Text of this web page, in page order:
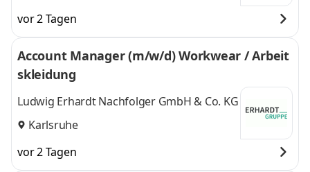
vor 2 Tagen
Account Manager (m/w/d) Workwear / Arbeit
skleidung
Ludwig Erhardt Nachfolger GmbH & Co. KG
Karlsruhe
vor 2 Tagen